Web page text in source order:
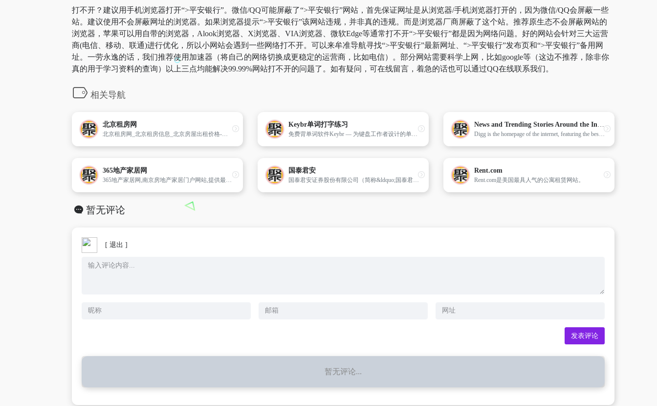
打不开？建议用手机浏览器打开“>平安银行”。微信/QQ可能屏蔽了“>平安银行”网站，首先保证网址是从浏览器/手机浏览器打开的，因为微信/QQ会屏蔽一些
站。建议使用不会屏蔽网址的浏览器。如果浏览器提示“>平安银行”该网站违规，并非真的违规。而是浏览器厂商屏蔽了这个站。推荐原生态不会屏蔽网站的
浏览器，苹果可以用自带的浏览器，Alook浏览器、X浏览器、VIA浏览器、微软Edge等通常打不开“>平安银行”都是因为网络问题。好的网站会针对三大运营
商(电信、移动、联通)进行优化，所以小网站会遇到一些网络打不开。可以来牟准导航寻找“>平安银行”最新网址、“>平安银行”发布页和“>平安银行”备用网
址。一劳永逸的话，我们推荐使用加速器（将自己的网络切换成更稳定的运营商，比如电信）。部分网站需要科学上网，比如google等（这边不推荐，除非你
真的用于学习资料的查询）以上三点均能解决99.99%网站打不开的问题了。如有疑问，可在线留言，着急的话也可以通过QQ在线联系我们。
相关导航
北京租房网
北京租房网_北京租房信息_北京房屋出租价格-北京自如官网
Keybr单词打字练习
免费背单词软件Keybr — 为键盘工作者设计的单词与肌肉记忆锻炼软件
News and Trending Stories Around the Internet | Digg
Digg is the homepage of the internet, featuring the best articles, videos, and original content that the web is talking about right now.
365地产家居网
365地产家居网,南京房地产家居门户网站,提供最及时最全面的南京房地产新闻资讯,商品房,二手房,租赁,家居,建材信息,信息量最大的南京房地产网上市场,人气最旺盛的南京房地产论坛－华
国泰君安
国泰君安证券股份有限公司（简称&ldquo;国泰君安&rdquo;或&ldquo;公司&rdquo;），是国内历史最悠久、牌照最齐全、规模最大的综合类券商之一，由均创设于1992年的原国泰证券和原君安证券通过新设合并、增资扩股，于1999年8月18日组建成立。公司于2015年6月A股（601211.SH）上市，2017年4月H股（2611.HK）上市，实现了A+H国际化资本架构。
Rent.com
Rent.com是美国最具人气的公寓租赁网站。
暂无评论
[ 退出 ]
暂无评论...